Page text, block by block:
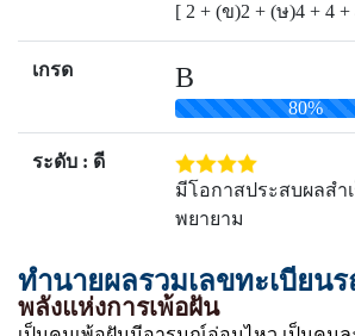
[ 2 + (ข)2 + (ษ)4 + 4 +
เกรด B
80%
ระดับ : ดี
มีโอกาสประสบผลสำ
พยายาม
ทำนายผลรวมเลขทะเบียนร
พลังแห่งการเพ้อฝัน